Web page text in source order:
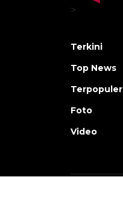
>
Terkini
Top News
Terpopuler
Foto
Video